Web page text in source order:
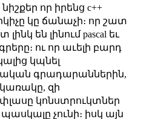
որ իրենց c++
կը ճանաչի։ որ շատ
լինկ են լինում pascal եւ
ու որ աւելի բարդ
կպնել
գրադարաններին,
զի
կոնստրուկտներ
պասկալը չունի։ իսկ այն